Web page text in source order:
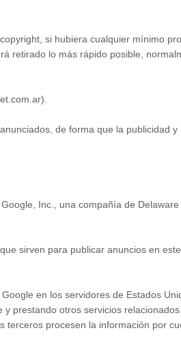
si hubiera cualquier mínimo
retirado lo más rápido posible,
de forma que la publicidad y
Inc., una compañía de
sirven para publicar anuncios en
en los servidores de Estados
prestando otros servicios
procesen la información por